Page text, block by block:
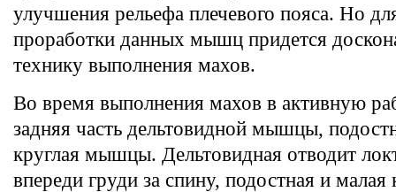
улучшения рельефа плечевого пояса. Но
проработки данных мышц придется
технику выполнения махов.
Во время выполнения махов в активную
задняя часть дельтовидной мышцы,
круглая мышцы. Дельтовидная отводит
впереди груди за спину, подостная и малая